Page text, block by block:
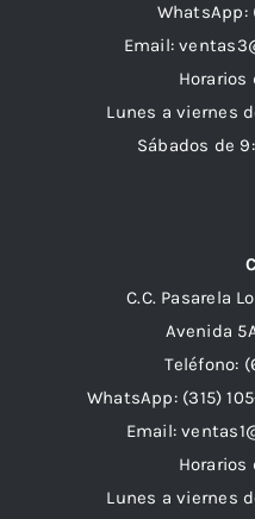
WhatsApp:
Email:
Horarios
Lunes a viernes
Sábados de
C.C. Pasarela
Avenida
Teléfono:
WhatsApp: (315)
Email:
Horarios
Lunes a viernes